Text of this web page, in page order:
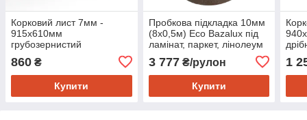
Корковий лист 7мм -
915х610мм
грубозернистий
860 ₴
Купити
Пробкова підкладка 10мм
(8х0,5м) Eco Bazalux під
ламінат, паркет, лінолеум
3 777₴/рулон
Купити
1